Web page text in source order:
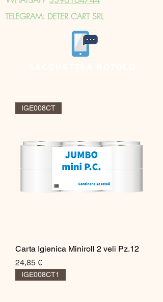
TELEGRAM: DETER CART SRL
IGE008CT
Carta Igienica Miniroll 2 veli Pz.12
Prezzo
24,85 €
IGE008CT1